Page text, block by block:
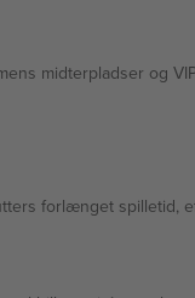
midterpladser og
forlænget spilletid,